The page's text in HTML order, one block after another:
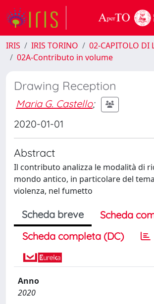
IRIS IRIS TORINO
02-CAPITOLO DI
02A-Contributo in volume
Drawing Reception
Maria G. Castello;
2020-01-01
Abstract
Il contributo analizza le modalità di
mondo antico, in particolare del
violenza, nel fumetto
Scheda breve
Scheda
Scheda completa (DC)
Anno
2020